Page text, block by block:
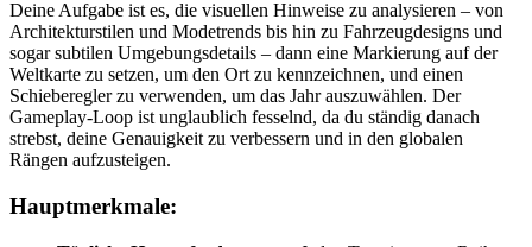
Deine Aufgabe ist es, die visuellen Hinweise zu analysieren – von
Architekturstilen und Modetrends bis hin zu Fahrzeugdesigns und
sogar subtilen Umgebungsdetails – dann eine Markierung auf der
Weltkarte zu setzen, um den Ort zu kennzeichnen, und einen
Schieberegler zu verwenden, um das Jahr auszuwählen. Der
Gameplay-Loop ist unglaublich fesselnd, da du ständig danach
strebst, deine Genauigkeit zu verbessern und in den globalen
Rängen aufzusteigen.
Hauptmerkmale: